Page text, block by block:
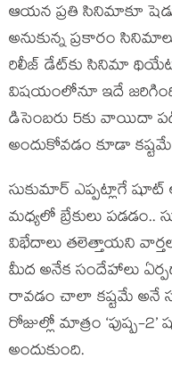
ఆయన ప్రతి సినిమాకూ
అనుకున్న ప్రకారం
రిలీజ్ డేట్‌కు సినిమా
విషయంలోనూ ఇదే
డిసెంబరు 5కు వాయిదా
అందుకోవడం కూడా
సుకుమార్ ఎప్పట్లాగే షూట్
మధ్యలో బ్రేకులు పడడం..
విభేదాలు తలెత్తాయని
మీద అనేక సందేహాలు
రావడం చాలా కష్టమే అనే
రోజుల్లో మాత్రం ‘పుష్ప-
అందుకుంది.